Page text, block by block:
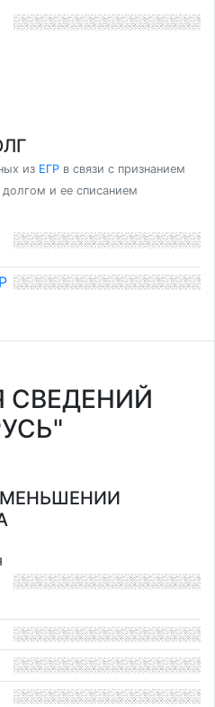
из ЕГР в связи с признанием
и ее списанием
СВЕДЕНИЙ